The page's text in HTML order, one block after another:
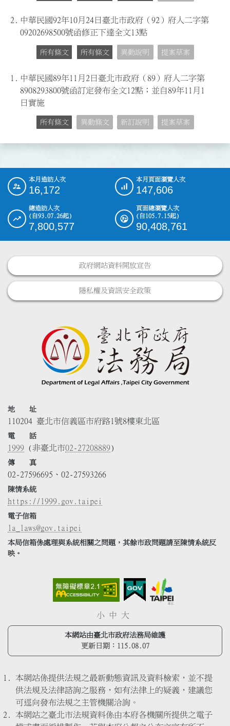
2. 中華民國92年10月24日臺北市政府（92）府人二字第
09202698500號函修正下達全文13點
所有條文 所有條文 異動說明 提案草案
1.
中華民國89年11月2日臺北市政府（89）府人二字第
8908293800號函訂定發布全文12點；並自89年11月1
日實施
所有條文 異動條文 新訂說明 提案草案
::: 本月造訪人次
16,172
本月頁面瀏覽人次
147,606
總造訪人次
(自93.07.26起)
7,800,577
頁面總瀏覽人次
(自105.7.15起)
90,408,761
政府網站資料開放宣告
隱私權及資訊安全政策
地 址
110204 臺北市信義區市府路1號8樓東北區
電 話
1999 (非臺北市02-27208889)
傳 真
02-27596695、02-27593266
陳情系統
https://1999.gov.taipei
電子信箱
la_laws@gov.taipei
本局信箱係處理與系統相關之問題，其餘市政問題請至陳情系統反
映。
小 中 大
本網站由臺北市政府法務局維護
更新日期： 115.08.07
本網站係提供法規之最新動態資訊及資料檢索，並不提
供法規及法律諮詢之服務，如有法律上的疑義，建議您
可逕向發布法規之主管機關洽詢。
本網站之臺北市法規資料係由本府各機關所提供之電子